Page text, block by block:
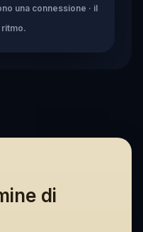
una connessione · il
ritmo.
di